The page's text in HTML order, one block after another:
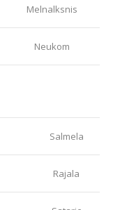
Melnalksnis
Neukom
Salmela
Rajala